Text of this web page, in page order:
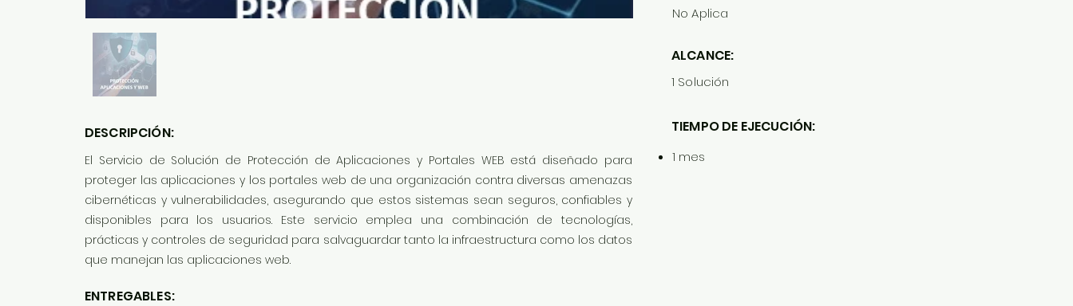
DESCRIPCIÓN:
El Servicio de Solución de Protección de Aplicaciones y Portales WEB está diseñado para
proteger las aplicaciones y los portales web de una organización contra diversas amenazas
cibernéticas y vulnerabilidades, asegurando que estos sistemas sean seguros, confiables y
disponibles para los usuarios. Este servicio emplea una combinación de tecnologías,
prácticas y controles de seguridad para salvaguardar tanto la infraestructura como los datos
que manejan las aplicaciones web.
ENTREGABLES:
No Aplica
ALCANCE:
1 Solución
TIEMPO DE EJECUCIÓN:
1 mes